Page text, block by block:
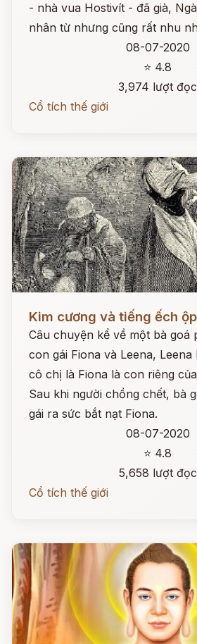
- nhà vua Hostivít - đã già,
nhân từ nhưng cũng rất nhu
08-07-2020
⭐ 4.8
3,974 lượt đọc
Cổ tích thế giới
Kim cương và tiếng ếch ộp
Câu chuyện kể về một bà goá
con gái Fiona và Leena,
cô chị là Fiona là con riêng
Sau khi người chồng chết, bà
gái ra sức bắt nạt Fiona.
08-07-2020
⭐ 4.8
5,658 lượt đọc
Cổ tích thế giới